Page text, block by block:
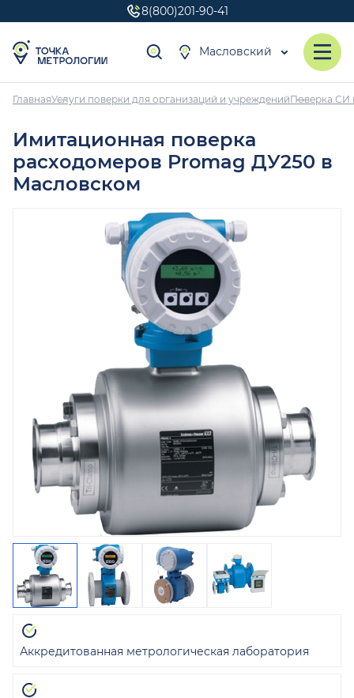
8(800)201-90-41
Масловский
ГлавнаяУслуги поверки для организаций и учрежденийПоверка СИ
Имитационная поверка
расходомеров Promag ДУ250 в
Масловском
Аккредитованная метрологическая лаборатория